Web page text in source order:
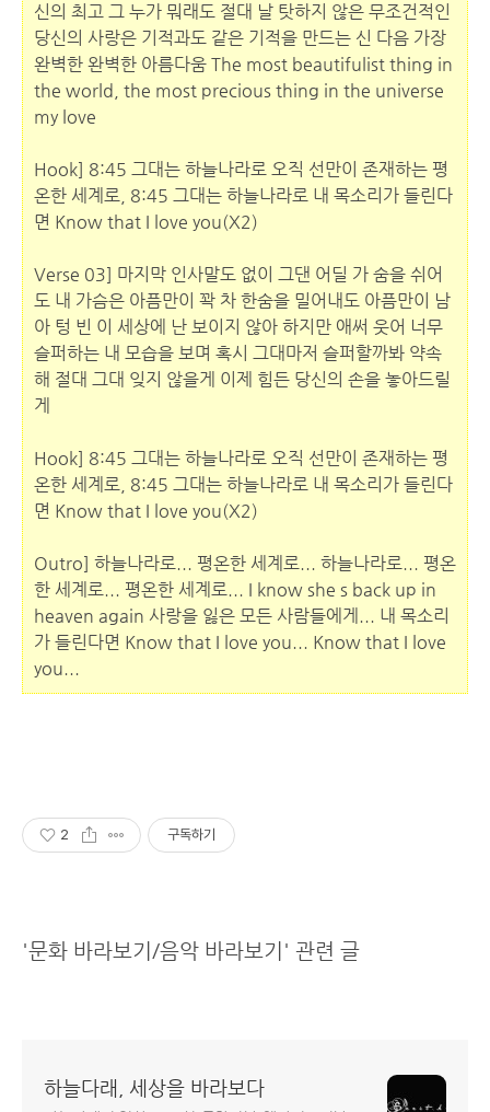
신의 최고 그 누가 뭐래도 절대 날 탓하지 않은 무조건적인
당신의 사랑은 기적과도 같은 기적을 만드는 신 다음 가장
완벽한 완벽한 아름다움 The most beautifulist thing in
the world, the most precious thing in the universe
my love
Hook] 8:45 그대는 하늘나라로 오직 선만이 존재하는 평
온한 세계로, 8:45 그대는 하늘나라로 내 목소리가 들린다
면 Know that I love you(X2)
Verse 03] 마지막 인사말도 없이 그댄 어딜 가 숨을 쉬어
도 내 가슴은 아픔만이 꽉 차 한숨을 밀어내도 아픔만이 남
아 텅 빈 이 세상에 난 보이지 않아 하지만 애써 웃어 너무
슬퍼하는 내 모습을 보며 혹시 그대마저 슬퍼할까봐 약속
해 절대 그대 잊지 않을게 이제 힘든 당신의 손을 놓아드릴
게
Hook] 8:45 그대는 하늘나라로 오직 선만이 존재하는 평
온한 세계로, 8:45 그대는 하늘나라로 내 목소리가 들린다
면 Know that I love you(X2)
Outro] 하늘나라로... 평온한 세계로... 하늘나라로... 평온
한 세계로... 평온한 세계로... I know she s back up in
heaven again 사랑을 잃은 모든 사람들에게... 내 목소리
가 들린다면 Know that I love you... Know that I love
you...
2 구독하기
'문화 바라보기/음악 바라보기' 관련 글
하늘다래, 세상을 바라보다